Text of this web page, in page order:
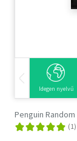
Idegen nyelvű
Penguin Random